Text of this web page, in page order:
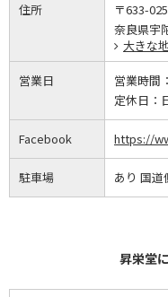
住所
〒633-
奈良県宇
大きな
営業日 営業時間：
定休日：
Facebook https://
駐車場 あり 国道
昇栄堂